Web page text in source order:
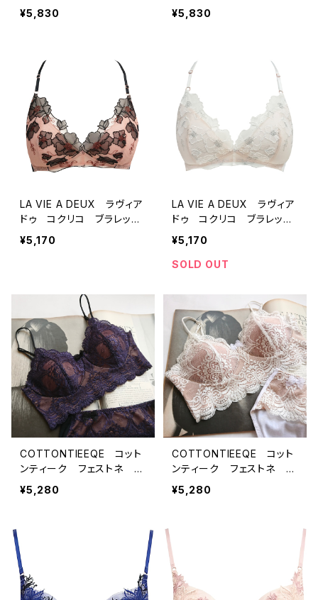
（ブラック）22498
¥5,830
（オフホワイト）22498
¥5,830
LA VIE A DEUX ラヴィア
ドゥ コクリコ ブラレット
（ブラック）22499
¥5,170
LA VIE A DEUX ラヴィア
ドゥ コクリコ ブラレット
（オフホワイト）22499
¥5,170
SOLD OUT
COTTONTIEEQE コット
ンティーク フェストネ 肌
側コットン100％ ブラレッ
ト（ダークパープル）
¥5,280
COTTONTIEEQE コット
ンティーク フェストネ 肌
側コットン100％ ブラレッ
ト（オフホワイト）
¥5,280